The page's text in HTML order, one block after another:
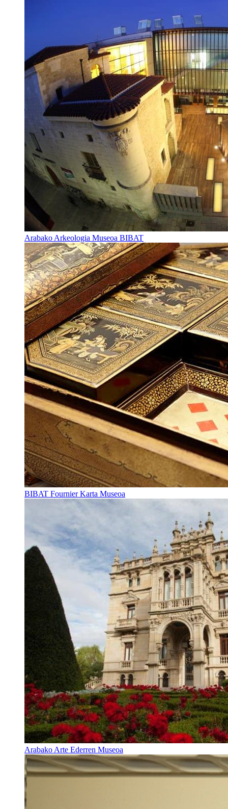
Arabako Arkeologia Museoa BIBAT
BIBAT Fournier Karta Museoa
Arabako Arte Ederren Museoa